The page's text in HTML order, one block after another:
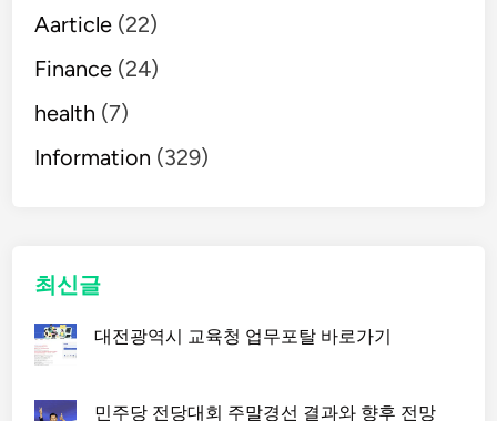
Aarticle (22)
Finance (24)
health (7)
Information (329)
최신글
대전광역시 교육청 업무포탈 바로가기
민주당 전당대회 주말경선 결과와 향후 전망